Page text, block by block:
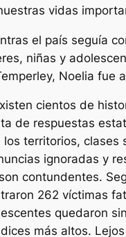
vidas
el país seguía
niñas y
Noelia fue
cientos de
de respuestas
territorios,
ignoradas y
contundentes.
262 víctimas
quedaron
más altos.